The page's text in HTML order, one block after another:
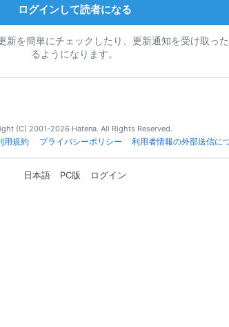
ログインして読者になる
新を簡単にチェックしたり、更新通知を受け取っ
るようになります。
(C) 2001-2026 Hatena. All Rights Reserved.
用規約 プライバシーポリシー 利用者情報の外部送信に
日本語 PC版 ログイン